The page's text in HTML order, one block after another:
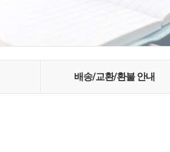
배송/교환/환불 안내